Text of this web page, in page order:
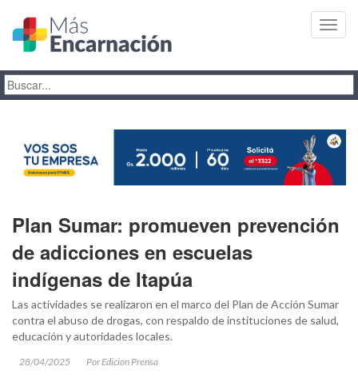
Plan Sumar: promueven prevención
de adicciones en escuelas
indígenas de Itapúa
Las actividades se realizaron en el marco del Plan de Acción Sumar
contra el abuso de drogas, con respaldo de instituciones de salud,
educación y autoridades locales.
28/04/2025 Por Edicion Prensa